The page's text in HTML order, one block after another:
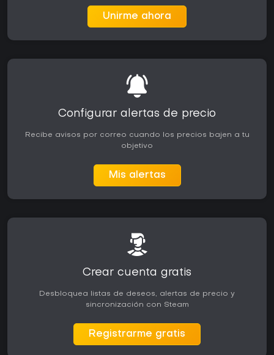
Unirme ahora
Configurar alertas de precio
Recibe avisos por correo cuando los precios bajen a tu
objetivo
Mis alertas
Crear cuenta gratis
Desbloquea listas de deseos, alertas de precio y
sincronización con Steam
Registrarme gratis